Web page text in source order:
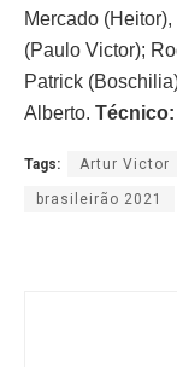
Mercado
(Paulo Victor);
Patrick
Alberto. Técnico:
Tags: Artur Victor
brasileirão 2021